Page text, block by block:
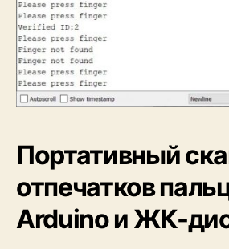
Портативный
отпечатков
Arduino и ЖК-